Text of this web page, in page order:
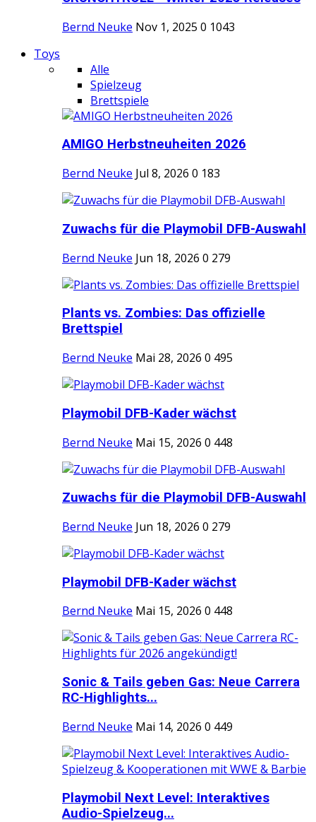
Bernd Neuke Nov 1, 2025 0 1043
Toys
Alle
Spielzeug
Brettspiele
AMIGO Herbstneuheiten 2026
Bernd Neuke Jul 8, 2026 0 183
Zuwachs für die Playmobil DFB-Auswahl
Bernd Neuke Jun 18, 2026 0 279
Plants vs. Zombies: Das offizielle
Brettspiel
Bernd Neuke Mai 28, 2026 0 495
Playmobil DFB-Kader wächst
Bernd Neuke Mai 15, 2026 0 448
Zuwachs für die Playmobil DFB-Auswahl
Bernd Neuke Jun 18, 2026 0 279
Playmobil DFB-Kader wächst
Bernd Neuke Mai 15, 2026 0 448
Sonic & Tails geben Gas: Neue Carrera
RC-Highlights...
Bernd Neuke Mai 14, 2026 0 449
Playmobil Next Level: Interaktives
Audio-Spielzeug...